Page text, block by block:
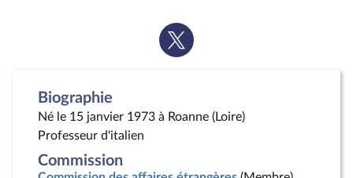
Voir
la
Biographie
Né le 15 janvier 1973 à Roanne (Loire)
Professeur d'italien
Commission